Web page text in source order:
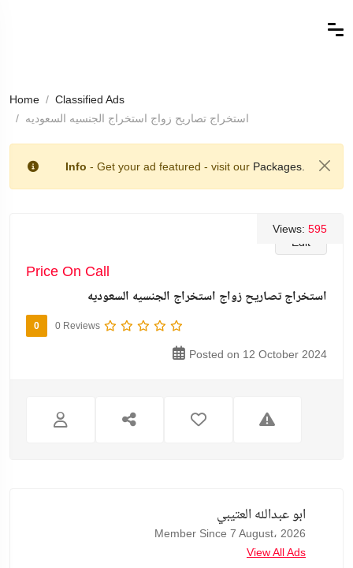
Home
Classified Ads
استخراج تصاريح زواج استخراج الجنسيه السعوديه
Info - Get your ad featured - visit our Packages.
Edit
Views: 595
Price On Call
استخراج تصاريح زواج استخراج الجنسيه السعوديه
0 0 Reviews
Posted on 12 October 2024
ابو عبدالله العتيبي
Member Since 7 August، 2026
View All Ads